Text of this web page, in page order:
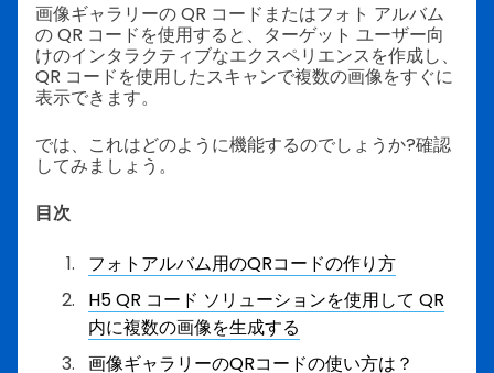
画像ギャラリーの QR コードまたはフォト アルバム
の QR コードを使用すると、ターゲット ユーザー向
けのインタラクティブなエクスペリエンスを作成し、
QR コードを使用したスキャンで複数の画像をすぐに
表示できます。
では、これはどのように機能するのでしょうか?確認
してみましょう。
目次
フォトアルバム用のQRコードの作り方
H5 QR コード ソリューションを使用して QR
内に複数の画像を生成する
画像ギャラリーのQRコードの使い方は？